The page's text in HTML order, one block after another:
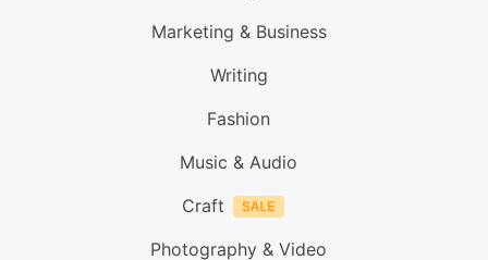
Marketing & Business
Writing
Fashion
Music & Audio
Craft
Photography & Video